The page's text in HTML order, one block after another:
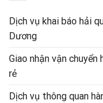
Dịch vụ khai báo hải
Dương
Giao nhận vận
rẻ
Dịch vụ thông quan